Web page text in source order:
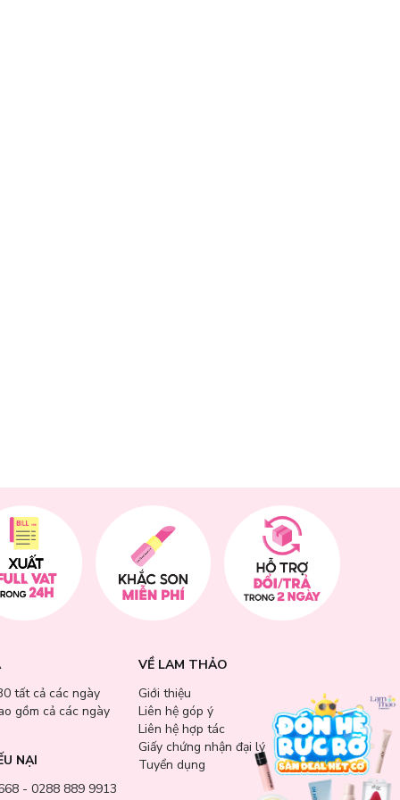
tất cả các ngày
gồm cả các ngày
NẠI
- 0288 889 9913
VỀ LAM THẢO
Giới thiệu
Liên hệ góp ý
Liên hệ hợp tác
Giấy chứng nhận đại lý
Tuyển dụng